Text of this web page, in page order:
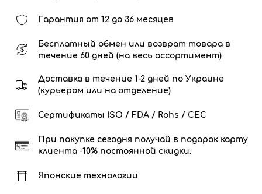
Гарантия от 12 до 36 месяцев
Бесплатный обмен или возврат товара в
течение 60 дней (на весь ассортимент)
Доставка в течение 1-2 дней по Украине
(курьером или на отделение)
Сертификаты ISO / FDA / Rohs / CEC
При покупке сегодня получай в подарок карту
клиента -10% постоянной скидки.
Японские технологии